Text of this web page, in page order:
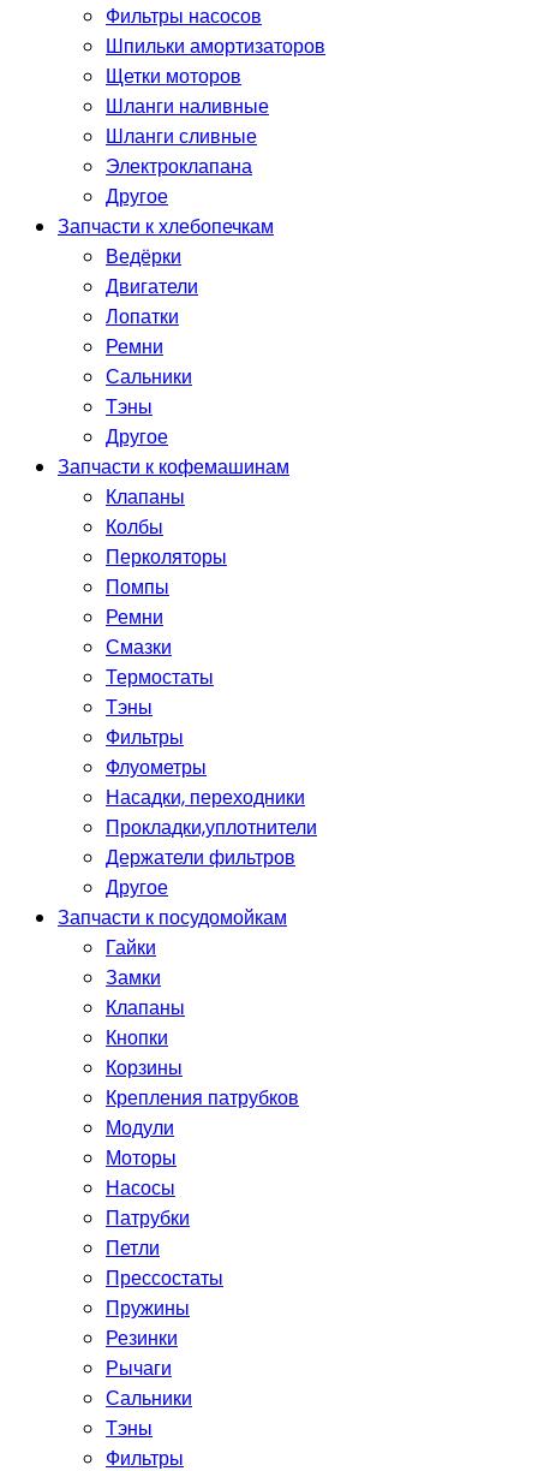
Фильтры насосов
Шпильки амортизаторов
Щетки моторов
Шланги наливные
Шланги сливные
Электроклапана
Другое
Запчасти к хлебопечкам
Ведёрки
Двигатели
Лопатки
Ремни
Сальники
Тэны
Другое
Запчасти к кофемашинам
Клапаны
Колбы
Перколяторы
Помпы
Ремни
Смазки
Термостаты
Тэны
Фильтры
Флуометры
Насадки, переходники
Прокладки,уплотнители
Держатели фильтров
Другое
Запчасти к посудомойкам
Гайки
Замки
Клапаны
Кнопки
Корзины
Крепления патрубков
Модули
Моторы
Насосы
Патрубки
Петли
Прессостаты
Пружины
Резинки
Рычаги
Сальники
Тэны
Фильтры